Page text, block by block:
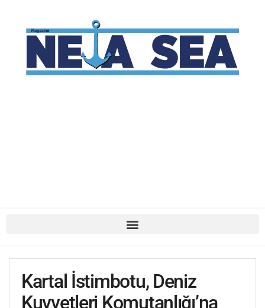
Kartal İstimbotu, Deniz
Kuvvetleri Komutanlığı’na